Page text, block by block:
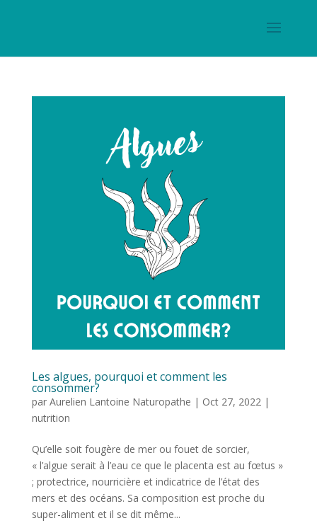
Les algues, pourquoi et comment les
consommer?
par Aurelien Lantoine Naturopathe | Oct 27, 2022|
nutrition
Qu’elle soit fougère de mer ou fouet de sorcier,
« l’algue serait à l’eau ce que le placenta est au fœtus »
; protectrice, nourricière et indicatrice de l’état des
mers et des océans. Sa composition est proche du
super-aliment et il se dit même...